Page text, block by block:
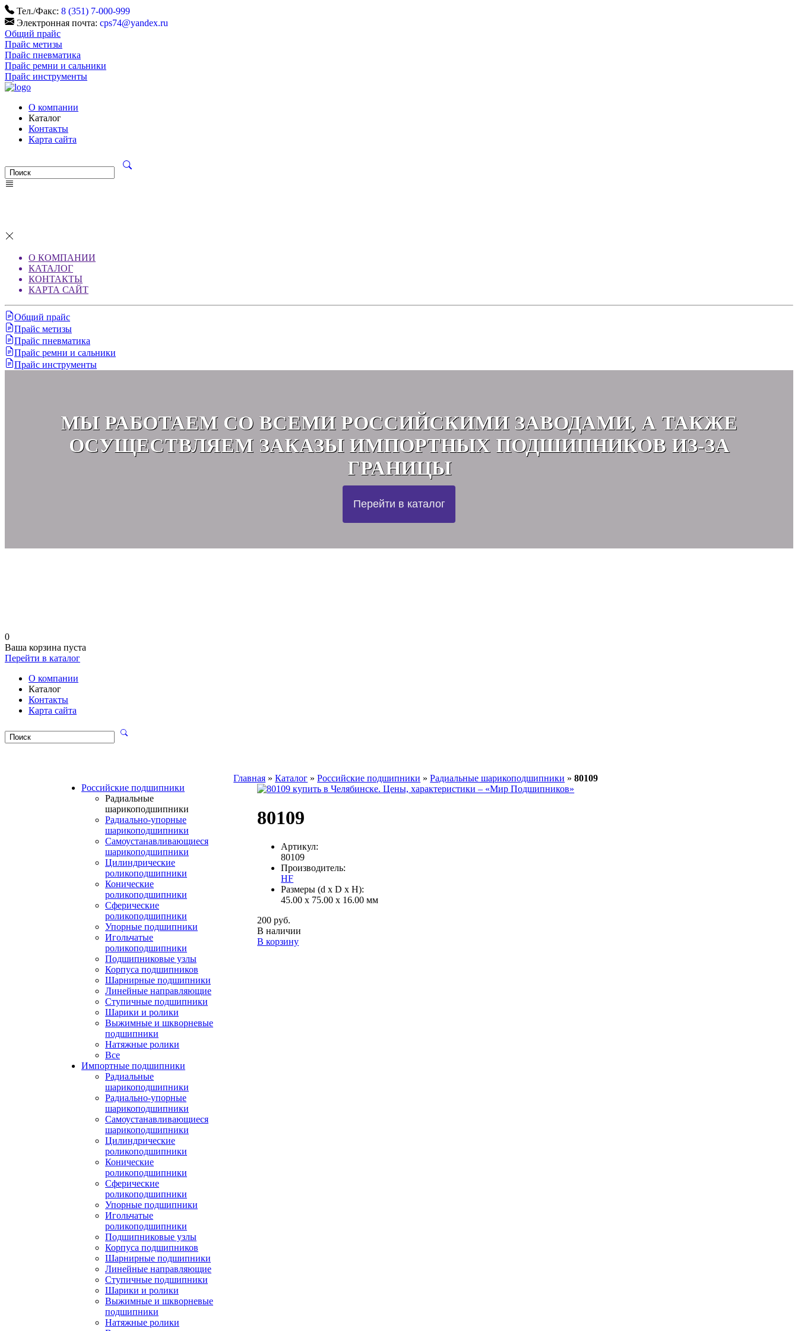
Тел./Факс: 8 (351) 7-000-999
Электронная почта: cps74@yandex.ru
Общий прайс
Прайс метизы
Прайс пневматика
Прайс ремни и сальники
Прайс инструменты
О компании
Каталог
Контакты
Карта сайта
О КОМПАНИИ
КАТАЛОГ
КОНТАКТЫ
КАРТА САЙТ
Общий прайс
Прайс метизы
Прайс пневматика
Прайс ремни и сальники
Прайс инструменты
МЫ РАБОТАЕМ СО ВСЕМИ РОССИЙСКИМИ ЗАВОДАМИ, А ТАКЖЕ
ОСУЩЕСТВЛЯЕМ ЗАКАЗЫ ИМПОРТНЫХ ПОДШИПНИКОВ ИЗ-ЗА
ГРАНИЦЫ
Перейти в каталог
0
Ваша корзина пуста
Перейти в каталог
О компании
Каталог
Контакты
Карта сайта
Российские подшипники
Радиальные
шарикоподшипники
Радиально-упорные
шарикоподшипники
Самоустанавливающиеся
шарикоподшипники
Цилиндрические
роликоподшипники
Конические
роликоподшипники
Сферические
роликоподшипники
Упорные подшипники
Игольчатые
роликоподшипники
Подшипниковые узлы
Корпуса подшипников
Шарнирные подшипники
Линейные направляющие
Ступичные подшипники
Шарики и ролики
Выжимные и шкворневые
подшипники
Натяжные ролики
Все
Импортные подшипники
Радиальные
шарикоподшипники
Радиально-упорные
шарикоподшипники
Самоустанавливающиеся
шарикоподшипники
Цилиндрические
роликоподшипники
Конические
роликоподшипники
Сферические
роликоподшипники
Упорные подшипники
Игольчатые
роликоподшипники
Подшипниковые узлы
Корпуса подшипников
Шарнирные подшипники
Линейные направляющие
Ступичные подшипники
Шарики и ролики
Выжимные и шкворневые
подшипники
Натяжные ролики
Главная »Каталог »Российские подшипники »Радиальные шарикоподшипники »80109
80109
Артикул:
80109
Производитель:
HF
Размеры (d x D x H):
45.00 x 75.00 x 16.00 мм
200 руб.
В наличии
В корзину